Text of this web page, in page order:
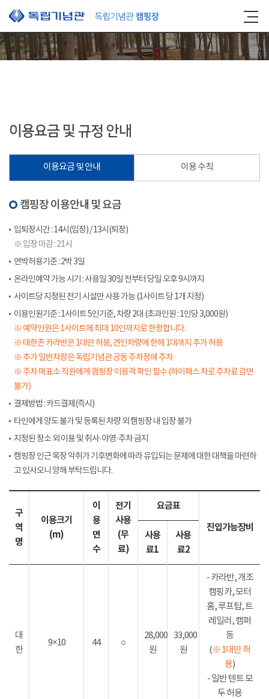
본문 바로가기
이용요금 및 규정 안내
이용요금 및 안내 이용 수칙
캠핑장 이용안내 및 요금
입퇴장시간 : 14시(입장) / 13시(퇴장)
※ 입장 마감 : 21시
연박허용기준 : 2박 3일
온라인예약 가능 시기 : 사용일 30일 전부터 당일 오후 9시까지
사이트당 지정된 전기 시설만 사용 가능 (1사이트 당 1개 지정)
이용인원기준 : 1사이트 5인기준, 차량 2대 (초과인원 : 1인당 3,000원)
※ 예약인원은 1사이트에 최대 10인까지로 한정합니다.
※ 대한존 카라반은 1대만 허용, 견인차량에 한해 1대까지 추가 허용
※ 추가 일반차량은 독립기념관 공동 주차장에 주차
※ 주차 매표소 직원에게 갬핑장 이용객 확인 필수 (하이패스 차로 주차료 감면
불가)
결제방법 : 카드결제(즉시)
타인에게 양도 불가 및 등록된 차량 외 캠핑장 내 입장 불가
지정된 장소 외 이용 및 취사·야영·주차 금지
캠핑장 인근 목장 악취가 기후변화에 따라 유입되는 문제에 대한 대책을 마련하
고 있사오니 양해 부탁드립니다.
구
역
명
이용크기
(m)
이
용
면
수
전기
사용
(무
료)
요금표
진입가능장비
사용
료1
사용
료2
대
한
9×10 44 ○
28,000
원
33,000
원
- 카라반, 개조
캠핑카, 모터
홈, 루프탑, 트
레일러, 캠퍼
등
(※ 1대만 허
용)
- 일반 텐트 모
두 허용